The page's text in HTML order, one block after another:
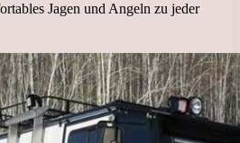
Jagen und Angeln zu jeder